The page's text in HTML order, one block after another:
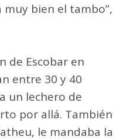
muy bien el tambo”,
de Escobar en
entre 30 y 40
un lechero de
por allá. También
le mandaba la